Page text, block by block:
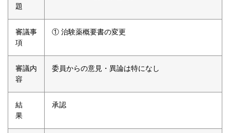
題
審議事
項
① 治験薬概要書の変更
審議内
容
委員からの意見・異論は特になし
結
果
承認